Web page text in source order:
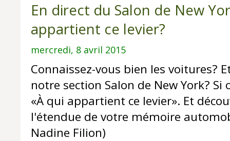
En direct du Salon de New
appartient ce levier?
mercredi, 8 avril 2015
Connaissez-vous bien les voitures?
notre section Salon de New York?
«À qui appartient ce levier». Et
l'étendue de votre mémoire
Nadine Filion)